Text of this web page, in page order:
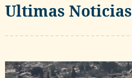
Ultimas Noticias